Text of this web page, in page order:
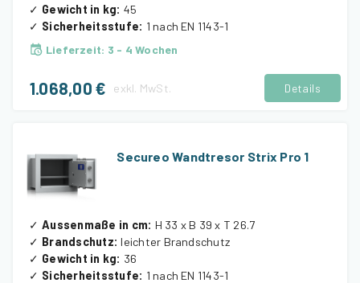
✓ Gewicht in kg: 45
✓ Sicherheitsstufe: 1 nach EN 1143-1
Lieferzeit: 3 - 4 Wochen
1.068,00 € exkl. MwSt. Details
Secureo Wandtresor Strix Pro 1
✓ Aussenmaße in cm: H 33 x B 39 x T 26.7
✓ Brandschutz: leichter Brandschutz
✓ Gewicht in kg: 36
✓ Sicherheitsstufe: 1 nach EN 1143-1